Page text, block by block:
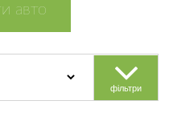
авто
фільтри